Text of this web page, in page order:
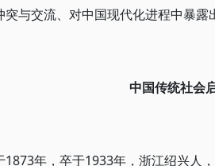
与交流、对中国现代化进程中暴露
中国传统社会
1873年，卒于1933年，浙江绍兴人